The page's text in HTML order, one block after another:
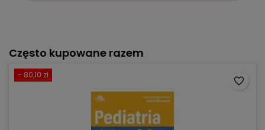
Często kupowane razem
- 80,10 zł
favorite_border